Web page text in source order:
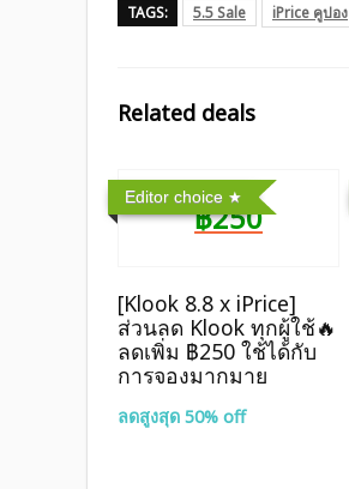
TAGS: 5.5 Sale iPrice คูปอง
Related deals
Editor choice
฿250
[Klook 8.8 x iPrice]
ส่วนลด Klook ทุกผู้ใช้🔥
ลดเพิ่ม ฿250 ใช้ได้กับ
การจองมากมาย
ลดสูงสุด 50% off